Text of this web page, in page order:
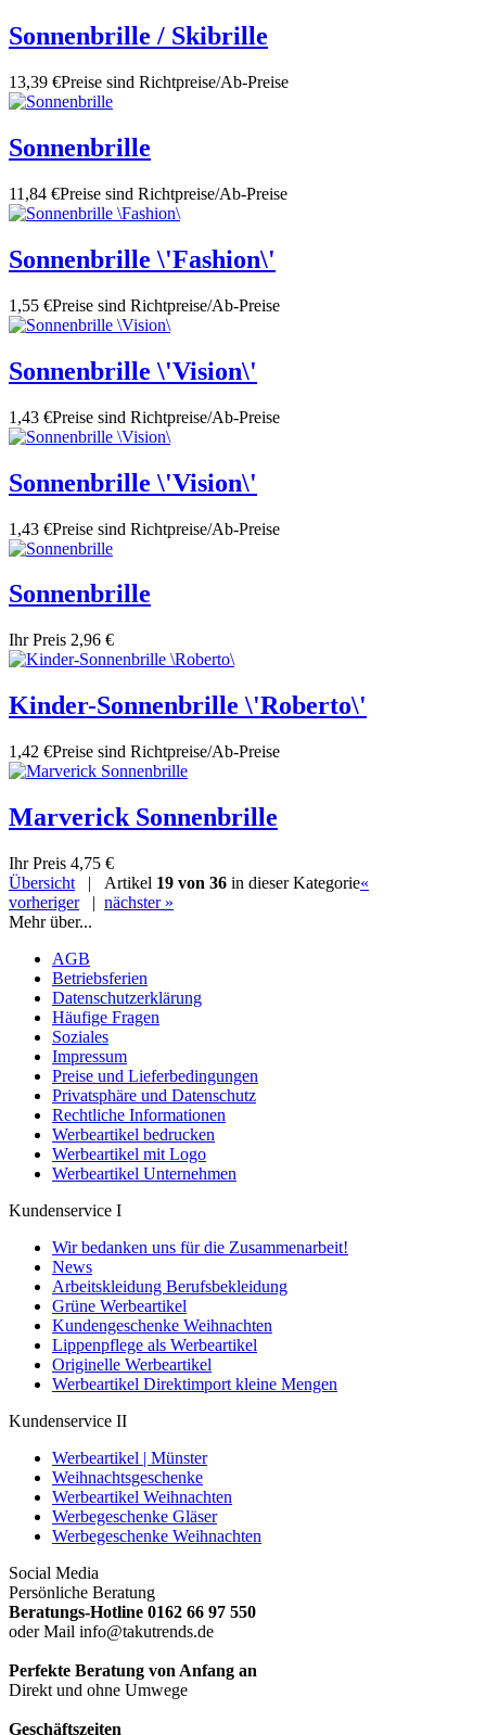
Sonnenbrille / Skibrille
13,39 €Preise sind Richtpreise/Ab-Preise
Sonnenbrille
11,84 €Preise sind Richtpreise/Ab-Preise
Sonnenbrille \'Fashion\'
1,55 €Preise sind Richtpreise/Ab-Preise
Sonnenbrille \'Vision\'
1,43 €Preise sind Richtpreise/Ab-Preise
Sonnenbrille \'Vision\'
1,43 €Preise sind Richtpreise/Ab-Preise
Sonnenbrille
Ihr Preis 2,96 €
Kinder-Sonnenbrille \'Roberto\'
1,42 €Preise sind Richtpreise/Ab-Preise
Marverick Sonnenbrille
Ihr Preis 4,75 €
Übersicht | Artikel 19 von 36 in dieser Kategorie«
vorheriger| nächster »
Mehr über...
AGB
Betriebsferien
Datenschutzerklärung
Häufige Fragen
Soziales
Impressum
Preise und Lieferbedingungen
Privatsphäre und Datenschutz
Rechtliche Informationen
Werbeartikel bedrucken
Werbeartikel mit Logo
Werbeartikel Unternehmen
Kundenservice I
Wir bedanken uns für die Zusammenarbeit!
News
Arbeitskleidung Berufsbekleidung
Grüne Werbeartikel
Kundengeschenke Weihnachten
Lippenpflege als Werbeartikel
Originelle Werbeartikel
Werbeartikel Direktimport kleine Mengen
Kundenservice II
Werbeartikel | Münster
Weihnachtsgeschenke
Werbeartikel Weihnachten
Werbegeschenke Gläser
Werbegeschenke Weihnachten
Social Media
Persönliche Beratung
Beratungs-Hotline 0162 66 97 550
oder Mail info@takutrends.de
Perfekte Beratung von Anfang an
Direkt und ohne Umwege
Geschäftszeiten